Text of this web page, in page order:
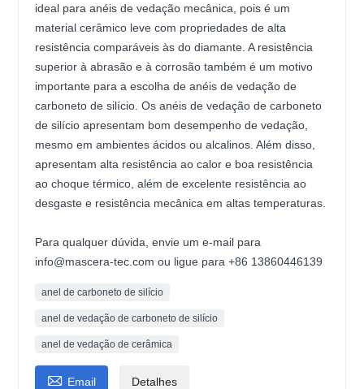
ideal para anéis de vedação mecânica, pois é um
material cerâmico leve com propriedades de alta
resistência comparáveis ​​às do diamante. A resistência
superior à abrasão e à corrosão também é um motivo
importante para a escolha de anéis de vedação de
carboneto de silício. Os anéis de vedação de carboneto
de silício apresentam bom desempenho de vedação,
mesmo em ambientes ácidos ou alcalinos. Além disso,
apresentam alta resistência ao calor e boa resistência
ao choque térmico, além de excelente resistência ao
desgaste e resistência mecânica em altas temperaturas.
Para qualquer dúvida, envie um e-mail para
info@mascera-tec.com ou ligue para +86 13860446139
anel de carboneto de silício
anel de vedação de carboneto de silício
anel de vedação de cerâmica
 Email Detalhes